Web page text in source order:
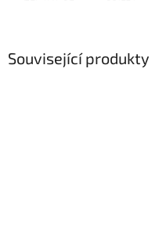
Související produkty